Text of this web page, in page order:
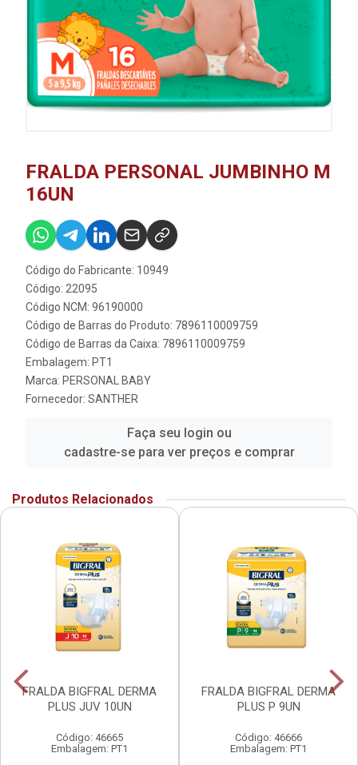
FRALDA PERSONAL JUMBINHO M
16UN
Código do Fabricante: 10949
Código: 22095
Código NCM: 96190000
Código de Barras do Produto: 7896110009759
Código de Barras da Caixa: 7896110009759
Embalagem: PT1
Marca: PERSONAL BABY
Fornecedor: SANTHER
Faça seu login ou
cadastre-se para ver preços e comprar
Produtos Relacionados
FRALDA BIGFRAL DERMA
PLUS JUV 10UN
Código: 46665
Embalagem: PT1
FRALDA BIGFRAL DERMA
PLUS P 9UN
Código: 46666
Embalagem: PT1